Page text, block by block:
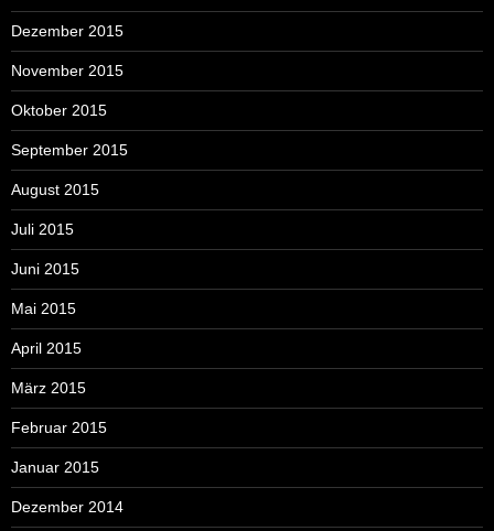
Dezember 2015
November 2015
Oktober 2015
September 2015
August 2015
Juli 2015
Juni 2015
Mai 2015
April 2015
März 2015
Februar 2015
Januar 2015
Dezember 2014